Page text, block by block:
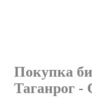
Покупка
Таганрог -